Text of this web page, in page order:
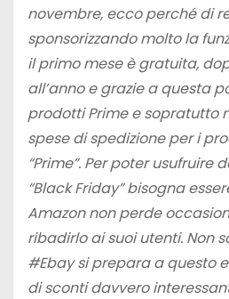
novembre, ecco perché di
sponsorizzando molto la
il primo mese è gratuita,
all’anno e grazie a questa
prodotti Prime e sopratutto
spese di spedizione per i
“Prime”. Per poter usufruire
“Black Friday” bisogna
Amazon non perde
ribadirlo ai suoi utenti. Non
#Ebaysi prepara a questo
di sconti davvero